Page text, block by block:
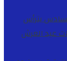
يترأس
عيد العرش